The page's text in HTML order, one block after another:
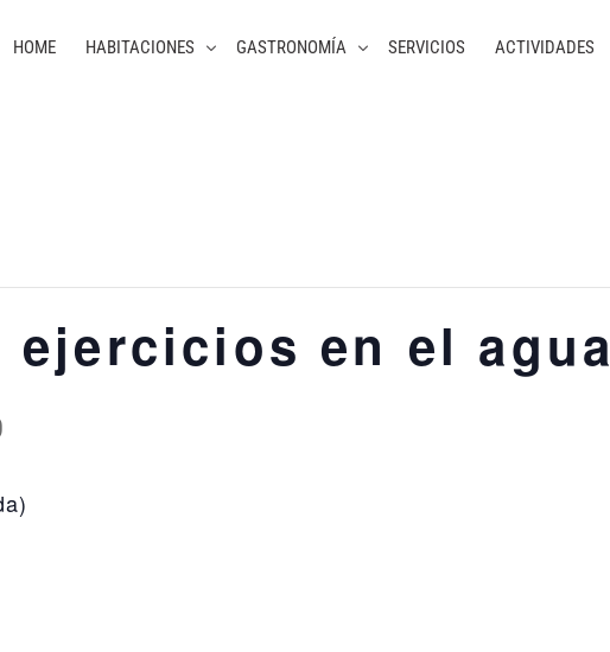
HOME HABITACIONES GASTRONOMÍA SERVICIOS ACTIVIDADES
ejercicios en el agua